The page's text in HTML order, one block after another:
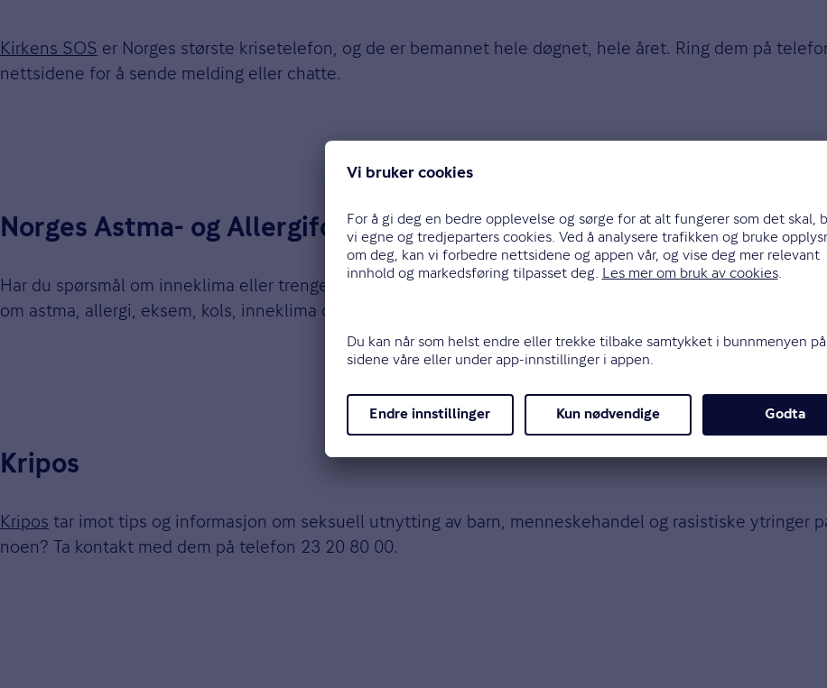
Kirkens SOS er Norges største krisetelefon, og de er bemannet hele døgnet, hele året. Ring dem på
nettsidene for å sende melding eller chatte.
Norges Astma- og Allergiforbund
Har du spørsmål om inneklima eller trenger du helsefaglig rådgivning? HosNorges Astma- og Allergiforbund
om astma, allergi, eksem, kols, inneklima og uteluft. Deres telefonnummer er 23 35 35 35.
Kripos
Kripos tar imot tips og informasjon om seksuell utnytting av barn, menneskehandel og rasistiske ytringer
noen? Ta kontakt med dem på telefon 23 20 80 00.